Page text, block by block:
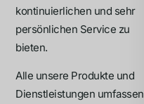
kontinuierlichen und sehr
persönlichen Service zu
bieten.
Alle unsere Produkte und
Dienstleistungen umfassen